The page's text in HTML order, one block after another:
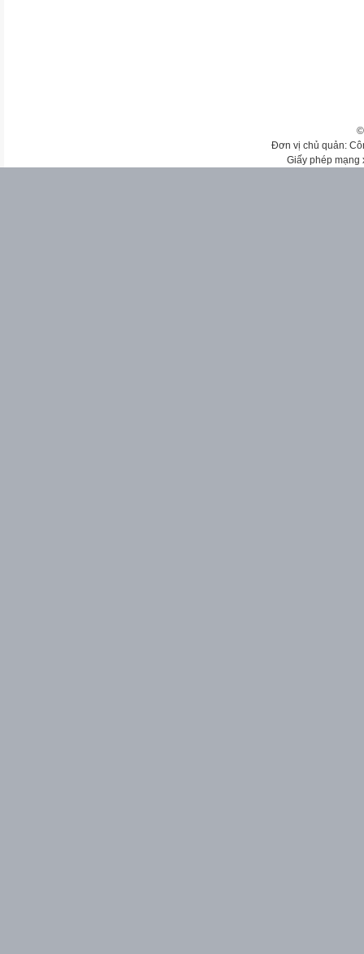
Đơn vị chủ quản:
Giấy phép mạng